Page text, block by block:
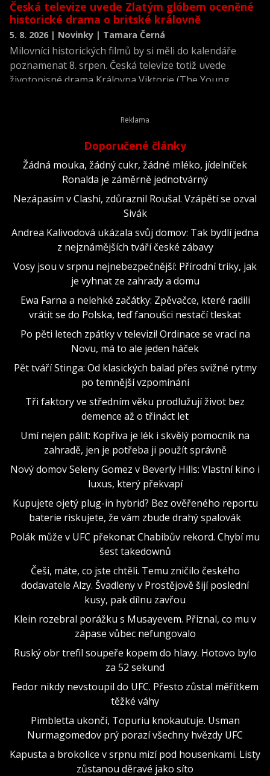
Česká televize uvede Zlatým glóbem oceněné
historické drama o britské královně
5. 8. 2026 | Novinky | Tamara Černá
Milovníci historických filmů by si měli do kalendáře
poznamenat 8. srpen. Česká televize totiž uvede
životopisné drama Královna Viktorie (The Young
Doporučené články
Žádná mouka, žádný cukr, žádné mléko, jídelníček
Ronalda je záměrně jednotvárný
Nezápasím v Clashi, zdůraznil Roušal. Vzápětí se ozval
Sivák
Andrea Kalivodová ukázala svůj domov: Tak bydlí jedna
z nejznámějších tváří české zábavy
Vosy jsou v srpnu nejnebezpečnější: Přírodní triky, jak
je vyhnat ze zahrady a domu
Ewa Farna a nelehké začátky: Zpěvačce, které radili
vrátit se do Polska, teď fanoušci nestačí tleskat
Po pěti letech zpátky v televizi! Ordinace se vrací na
Novu, má to ale jeden háček
Pět tváří Stinga: Od klasických balad přes svižné rytmy
po temnější vzpomínání
Tři faktory ve středním věku prodlužují život bez
demence až o třináct let
Umí nejen pálit: Kopřiva je lék i skvělý pomocník na
zahradě, jen je potřeba ji použít správně
Nový domov Seleny Gomez v Beverly Hills: Vlastní kino i
luxus, který překvapí
Kupujete ojetý plug-in hybrid? Bez ověřeného reportu
baterie riskujete, že vám zbude drahý spalovák
Polák může v UFC překonat Chabibův rekord. Chybí mu
šest takedownů
Češi, máte, co jste chtěli. Temu zničilo českého
dodavatele Alzy. Švadleny v Prostějově šijí poslední
kusy, pak dílnu zavřou
Klein rozebral porážku s Musayevem. Přiznal, co mu v
zápase vůbec nefungovalo
Ruský obr trefil soupeře kopem do hlavy. Hotovo bylo
za 52 sekund
Fedor nikdy nevstoupil do UFC. Přesto zůstal měřítkem
těžké váhy
Pimbletta ukončí, Topuriu knokautuje. Usman
Nurmagomedov prý porazí všechny hvězdy UFC
Kapusta a brokolice v srpnu mizí pod housenkami. Listy
zůstanou děravé jako síto